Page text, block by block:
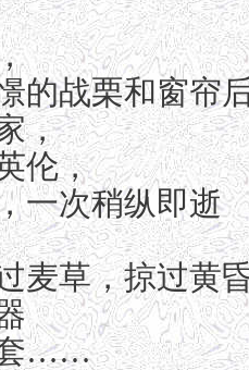
的战栗和窗帘
，
伦，
一次稍纵即逝
麦草，掠过黄
套……